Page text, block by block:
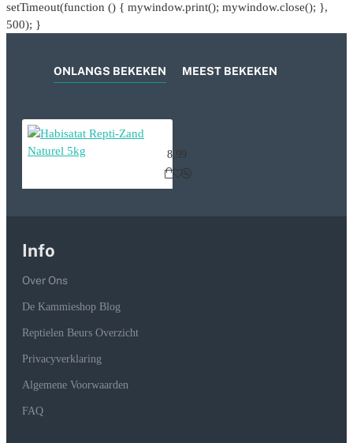
setTimeout(function () { mywindow.print(); mywindow.close(); },
500); }
ONLANGS BEKEKEN MEEST BEKEKEN
8,99
Info
Over Ons
De Kammieshop Blog
Reptielen Beurs Overzicht
Privacyverklaring
Algemene Voorwaarden
FAQ